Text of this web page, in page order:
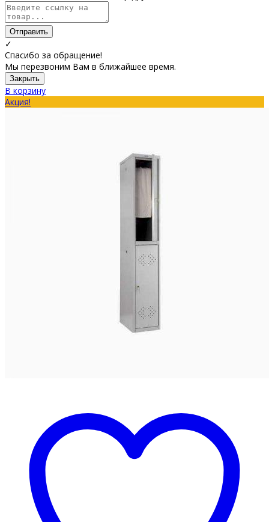
Отправить
✓
Спасибо за обращение!
Мы перезвоним Вам в ближайшее время.
Закрыть
В корзину
Акция!